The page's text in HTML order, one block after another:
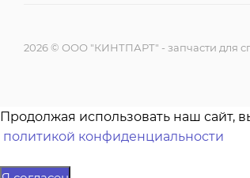
2026 © ООО "КИНТПАРТ" - запчасти для
Продолжая использовать наш сайт,
политикой конфиденциальности